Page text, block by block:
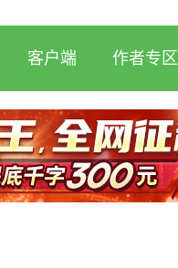
客户端 作者专区